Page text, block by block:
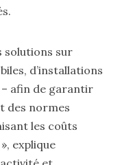
solutions sur
d’installations
afin de garantir
des normes
les coûts
explique